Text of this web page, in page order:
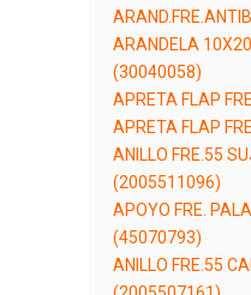
ARANDELA
(30040058)
APRETA FLAP
APRETA FLAP
ANILLO FRE.55
(2005511096)
APOYO FRE.
(45070793)
ANILLO FRE.55